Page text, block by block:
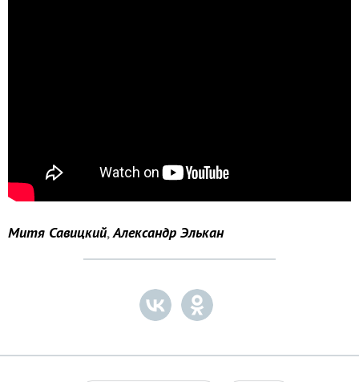
Митя Савицкий,Александр Элькан